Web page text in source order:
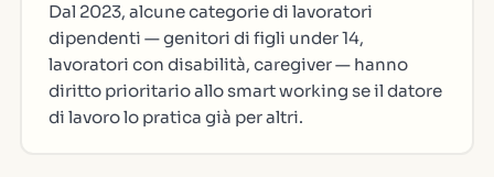
Dal 2023, alcune categorie di lavoratori
dipendenti — genitori di figli under 14,
lavoratori con disabilità, caregiver — hanno
diritto prioritario allo smart working se il datore
di lavoro lo pratica già per altri.